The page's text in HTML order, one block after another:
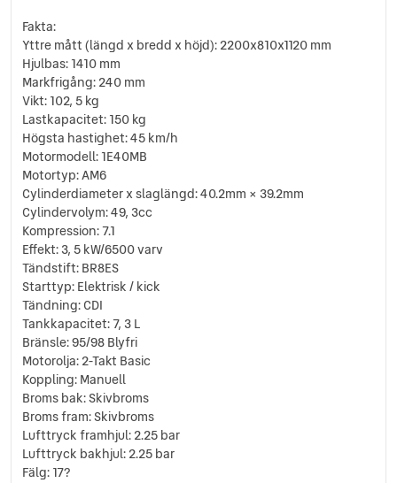
Fakta:
Yttre mått (längd x bredd x höjd): 2200x810x1120 mm
Hjulbas: 1410 mm
Markfrigång: 240 mm
Vikt: 102, 5 kg
Lastkapacitet: 150 kg
Högsta hastighet: 45 km/h
Motormodell: 1E40MB
Motortyp: AM6
Cylinderdiameter x slaglängd: 40.2mm × 39.2mm
Cylindervolym: 49, 3cc
Kompression: 7.1
Effekt: 3, 5 kW/6500 varv
Tändstift: BR8ES
Starttyp: Elektrisk / kick
Tändning: CDI
Tankkapacitet: 7, 3 L
Bränsle: 95/98 Blyfri
Motorolja: 2-Takt Basic
Koppling: Manuell
Broms bak: Skivbroms
Broms fram: Skivbroms
Lufttryck framhjul: 2.25 bar
Lufttryck bakhjul: 2.25 bar
Fälg: 17?